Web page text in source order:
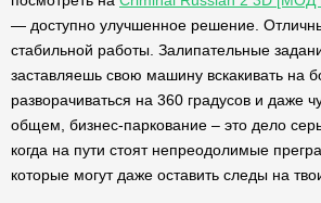
— доступно улучшенное решение.
стабильной работы. Залипательные
заставляешь свою машину вскакивать на
разворачиваться на 360 градусов и даже
общем, бизнес-паркование – это дело
когда на пути стоят непреодолимые
которые могут даже оставить следы на